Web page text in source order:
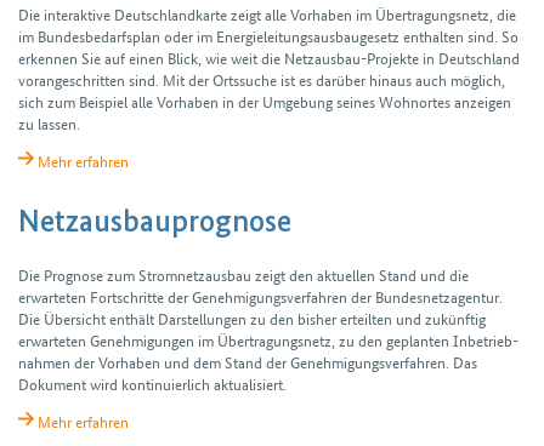
Die interaktive Deutschland­karte zeigt alle Vorhaben im Übertragungs­netz, die
im Bundes­bedarfs­plan oder im Energie­leitungs­ausbau­gesetz ent­halten sind. So
erkennen Sie auf einen Blick, wie weit die Netzausbau-Projekte in Deutschland
voran­geschritten sind. Mit der Ortssuche ist es darüber hinaus auch möglich,
sich zum Beispiel alle Vorhaben in der Umgebung seines Wohnortes anzeigen
zu lassen.
Mehr erfahren
Netzausbauprognose
Die Prognose zum Stromnetz­ausbau zeigt den aktuellen Stand und die
erwarteten Fort­schritte der Genehmigungs­verfahren der Bundesnetzagentur.
Die Übersicht enthält Darstellungen zu den bisher erteilten und zukünftig
erwarteten Genehmigungen im Übertragungs­netz, zu den geplanten Inbetrieb­
nahmen der Vorhaben und dem Stand der Genehmigungs­verfahren. Das
Dokument wird kontinuierlich aktualisiert.
Mehr erfahren